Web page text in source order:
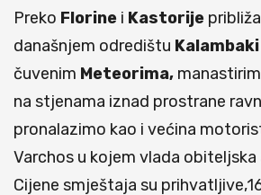
Preko Florine i Kastorije
današnjem odredištu Kalambaki
čuvenim Meteorima,
na stjenama iznad prostrane
pronalazimo kao i većina
Varchos u kojem vlada
Cijene smještaja su